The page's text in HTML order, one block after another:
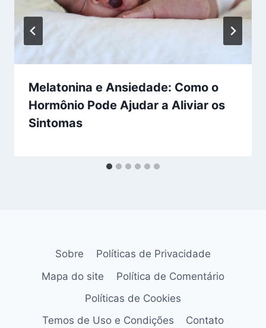
Melatonina e Ansiedade: Como o
Hormônio Pode Ajudar a Aliviar os
Sintomas
Sobre
Políticas de Privacidade
Mapa do site
Política de Comentário
Políticas de Cookies
Temos de Uso e Condições
Contato